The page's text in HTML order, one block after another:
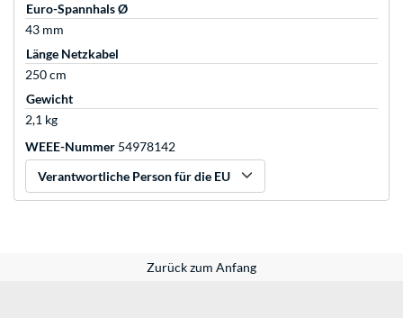
Euro-Spannhals Ø
43 mm
Länge Netzkabel
250 cm
Gewicht
2,1 kg
WEEE-Nummer 54978142
Verantwortliche Person für die EU
Zurück zum Anfang